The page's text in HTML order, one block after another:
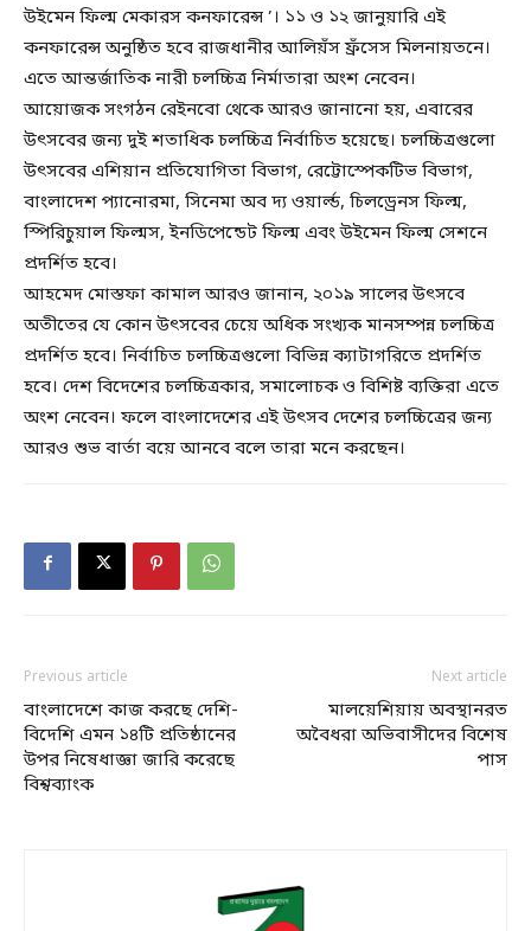
উইমেন ফিল্ম মেকারস কনফারেন্স ’। ১১ ও ১২ জানুয়ারি এই
কনফারেন্স অনুষ্ঠিত হবে রাজধানীর আলিয়ঁস ফ্রঁসেস মিলনায়তনে।
এতে আন্তর্জাতিক নারী চলচ্চিত্র নির্মাতারা অংশ নেবেন।
আয়োজক সংগঠন রেইনবো থেকে আরও জানানো হয়, এবারের
উৎসবের জন্য দুই শতাধিক চলচ্চিত্র নির্বাচিত হয়েছে। চলচ্চিত্রগুলো
উৎসবের এশিয়ান প্রতিযোগিতা বিভাগ, রেট্টোস্পেকটিভ বিভাগ,
বাংলাদেশ প্যানোরমা, সিনেমা অব দ্য ওয়ার্ল্ড, চিলড্রেনস ফিল্ম,
স্পিরিচুয়াল ফিল্মস, ইনডিপেন্ডেট ফিল্ম এবং উইমেন ফিল্ম সেশনে
প্রদর্শিত হবে।
আহমেদ মোস্তফা কামাল আরও জানান, ২০১৯ সালের উৎসবে
অতীতের যে কোন উৎসবের চেয়ে অধিক সংখ্যক মানসম্পন্ন চলচ্চিত্র
প্রদর্শিত হবে। নির্বাচিত চলচ্চিত্রগুলো বিভিন্ন ক্যাটাগরিতে প্রদর্শিত
হবে। দেশ বিদেশের চলচ্চিত্রকার, সমালোচক ও বিশিষ্ট ব্যক্তিরা এতে
অংশ নেবেন। ফলে বাংলাদেশের এই উৎসব দেশের চলচ্চিত্রের জন্য
আরও শুভ বার্তা বয়ে আনবে বলে তারা মনে করছেন।
Previous article
বাংলাদেশে কাজ করছে দেশি-
বিদেশি এমন ১৪টি প্রতিষ্ঠানের
উপর নিষেধাজ্ঞা জারি করেছে
বিশ্বব্যাংক
Next article
মালয়েশিয়ায় অবস্থানরত
অবৈধরা অভিবাসীদের বিশেষ
পাস